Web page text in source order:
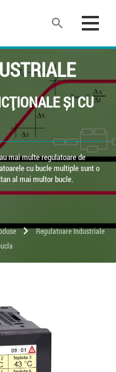
search
ȘI CU
mai multe regulatoare de
cu bucle multiple sunt o
al mai multor bucle.
chevron_right Regulatoare Industriale